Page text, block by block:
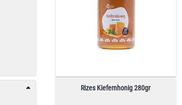
Rizes Kiefernhonig 280gr